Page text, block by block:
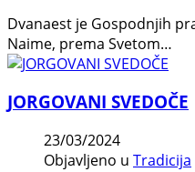
Dvanaest je Gospodnjih
Naime, prema Svetom…
JORGOVANI SVEDOČE
23/03/2024
Objavljeno u Tradicija